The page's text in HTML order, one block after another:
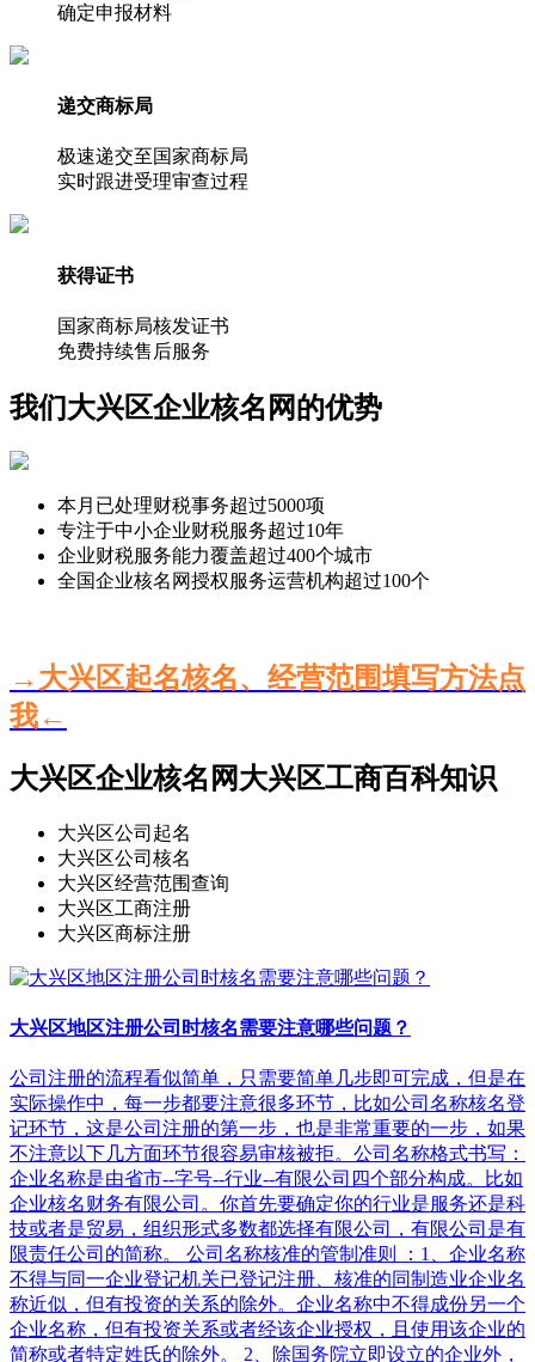
确定申报材料
递交商标局
极速递交至国家商标局
实时跟进受理审查过程
获得证书
国家商标局核发证书
免费持续售后服务
我们大兴区企业核名网的优势
本月已处理财税事务超过5000项
专注于中小企业财税服务超过10年
企业财税服务能力覆盖超过400个城市
全国企业核名网授权服务运营机构超过100个
→大兴区起名核名、经营范围填写方法点
我←
大兴区企业核名网大兴区工商百科知识
大兴区公司起名
大兴区公司核名
大兴区经营范围查询
大兴区工商注册
大兴区商标注册
大兴区地区注册公司时核名需要注意哪些问题？
公司注册的流程看似简单，只需要简单几步即可完成，但是在
实际操作中，每一步都要注意很多环节，比如公司名称核名登
记环节，这是公司注册的第一步，也是非常重要的一步，如果
不注意以下几方面环节很容易审核被拒。公司名称格式书写：
企业名称是由省市--字号--行业--有限公司四个部分构成。比如
企业核名财务有限公司。你首先要确定你的行业是服务还是科
技或者是贸易，组织形式多数都选择有限公司，有限公司是有
限责任公司的简称。 公司名称核准的管制准则 ：1、企业名称
不得与同一企业登记机关已登记注册、核准的同制造业企业名
称近似，但有投资的关系的除外。企业名称中不得成份另一个
企业名称，但有投资关系或者经该企业授权，且使用该企业的
简称或者特定姓氏的除外。 2、除国务院立即设立的企业外，